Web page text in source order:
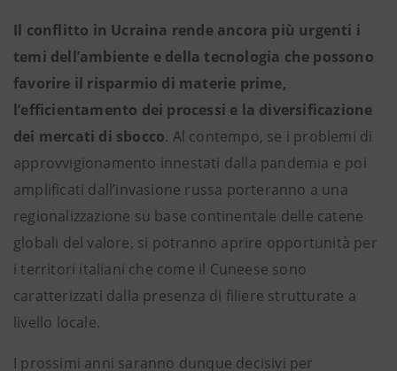
Il conflitto in Ucraina rende ancora più urgenti i
temi dell’ambiente e della tecnologia che possono
favorire il risparmio di materie prime,
l’efficientamento dei processi e la diversificazione
dei mercati di sbocco. Al contempo, se i problemi di
approvvigionamento innestati dalla pandemia e poi
amplificati dall’invasione russa porteranno a una
regionalizzazione su base continentale delle catene
globali del valore, si potranno aprire opportunità per
i territori italiani che come il Cuneese sono
caratterizzati dalla presenza di filiere strutturate a
livello locale.
I prossimi anni saranno dunque decisivi per